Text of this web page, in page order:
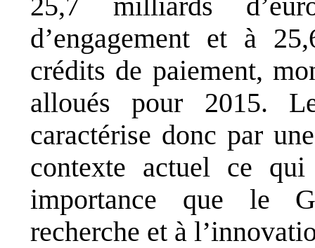
25,7 milliards
d’engagement et à
crédits de paiement,
alloués pour 2015.
caractérise donc par
contexte actuel ce
importance que le
recherche et à